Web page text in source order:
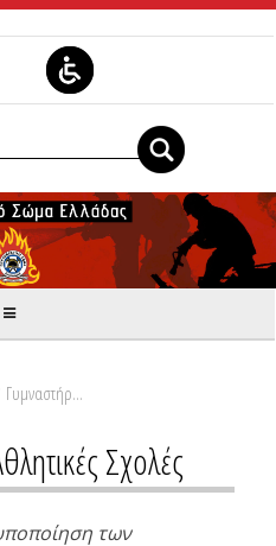
Γυμναστήρια, Αθλητικές Σχολές
Σχολές
των